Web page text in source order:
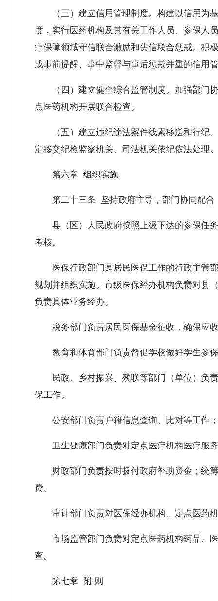
（三）建立信用管理制度。构建以信用为基
度，实行医药机构及其有关工作人员、参保人
疗保障领域守信联合激励和失信联合惩戒。积
成事前提醒、事中监督与事后惩戒并重的信用
（四）建立健全综合监管制度。加强部门协
点医药机构开展联合检查。
（五）建立违纪违法案件线索移送和行纪、
定移交纪检监察机关、司法机关依纪依法处理。
第六章 组织实施
第二十三条 坚持政府主导，部门协同配合
县（区）人民政府按照上级下达的参保任务
考核。
医保行政部门是居民医保工作的行政主管部
规划并组织实施。市级医保经办机构负责对县
负责具体业务经办。
税务部门负责居民医保基金征收，确保应
教育和体育部门负责督促学校做好学生参
民政、乡村振兴、残联等部门（单位）负责
保工作。
公安部门负责户籍信息查询、比对等工作；
卫生健康部门负责对定点医疗机构医疗服务
财政部门负责按时拨付政府补助资金；统筹
费。
审计部门负责对医保经办机构、定点医药机
市场监管部门负责对定点医药机构药品、医
查。
第七章 附 则